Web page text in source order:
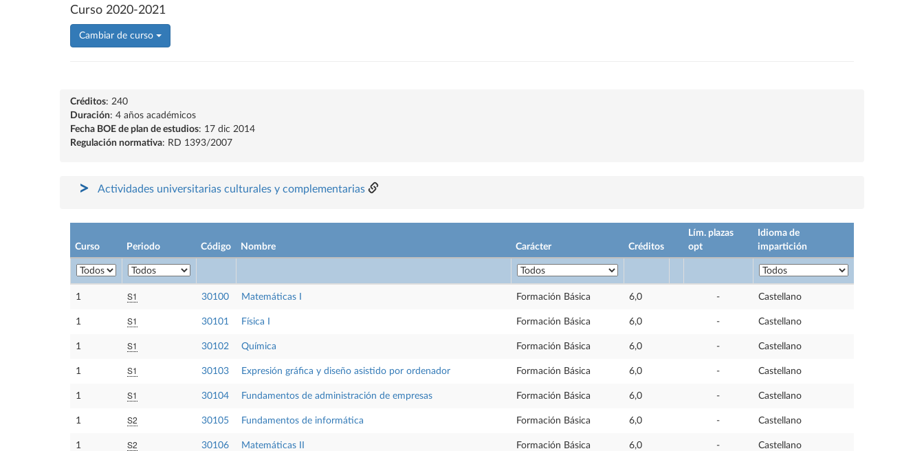
Curso 2020-2021
Cambiar de curso
Créditos: 240
Duración: 4 años académicos
Fecha BOE de plan de estudios: 17 dic 2014
Regulación normativa: RD 1393/2007
Actividades universitarias culturales y complementarias
Curso Periodo Código Nombre Carácter Créditos
Lím. plazas
opt
Idioma de
impartición
1 S1 30100 Matemáticas I Formación Básica 6,0 - Castellano
1 S1 30101 Física I Formación Básica 6,0 - Castellano
1 S1 30102 Química Formación Básica 6,0 - Castellano
1 S1 30103 Expresión gráfica y diseño asistido por ordenador Formación Básica 6,0 - Castellano
1 S1 30104 Fundamentos de administración de empresas Formación Básica 6,0 - Castellano
1 S2 30105 Fundamentos de informática Formación Básica 6,0 - Castellano
1 S2 30106 Matemáticas II Formación Básica 6,0 - Castellano